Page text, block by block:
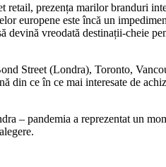
prezența marilor branduri
europene este încă un
devină vreodată destinații-cheie
Street (Londra), Toronto,
ce în ce mai interesate de
– pandemia a reprezentat un